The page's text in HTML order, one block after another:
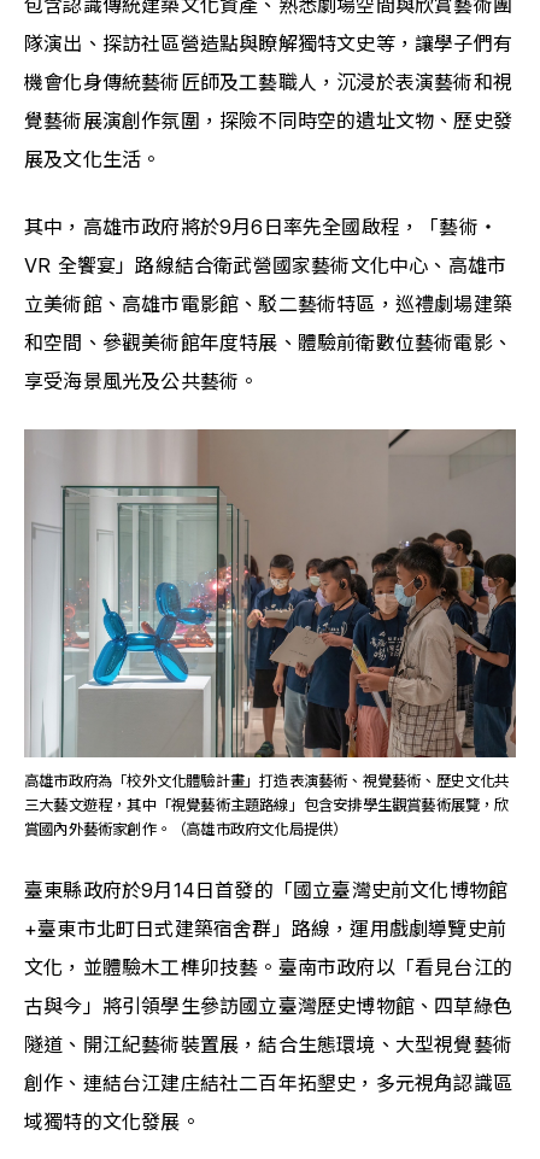
隊演出、探訪社區營造點與瞭解獨特文史等，讓學子們有
機會化身傳統藝術匠師及工藝職人，沉浸於表演藝術和視
覺藝術展演創作氛圍，探險不同時空的遺址文物、歷史發
展及文化生活。
其中，高雄市政府將於9月6日率先全國啟程，「藝術‧
VR 全饗宴」路線結合衛武營國家藝術文化中心、高雄市
立美術館、高雄市電影館、駁二藝術特區，巡禮劇場建築
和空間、參觀美術館年度特展、體驗前衛數位藝術電影、
享受海景風光及公共藝術。
高雄市政府為「校外文化體驗計畫」打造表演藝術、視覺藝術、歷史文化共
三大藝文遊程，其中「視覺藝術主題路線」包含安排學生觀賞藝術展覽，欣
賞國內外藝術家創作。（高雄市政府文化局提供）
﻿臺東縣政府於9月14日首發的「國立臺灣史前文化博物館
+臺東市北町日式建築宿舍群」路線，運用戲劇導覽史前
文化，並體驗木工榫卯技藝。臺南市政府以「看見台江的
古與今」將引領學生參訪國立臺灣歷史博物館、四草綠色
隧道、開江紀藝術裝置展，結合生態環境、大型視覺藝術
創作、連結台江建庄結社二百年拓墾史，多元視角認識區
域獨特的文化發展。